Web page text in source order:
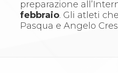
La
preparazione
febbraio. Gli atleti
Pasqua e Angelo